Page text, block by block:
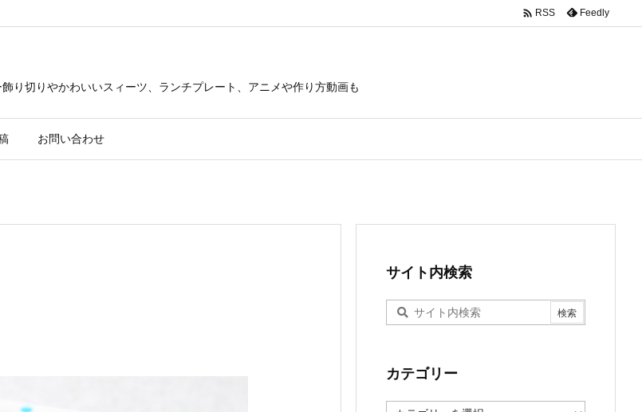
り切りやかわいいスィーツ、ランチプレート、アニメや作り方動画も
お問い合わせ
 RSS Feedly
サイト内検索
カテゴリー